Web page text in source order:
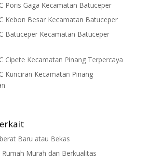
Poris Gaga Kecamatan Batuceper
Kebon Besar Kecamatan Batuceper
Batuceper Kecamatan Batuceper
Cipete Kecamatan Pinang Terpercaya
Kunciran Kecamatan Pinang
Baru atau Bekas
Murah dan Berkualitas